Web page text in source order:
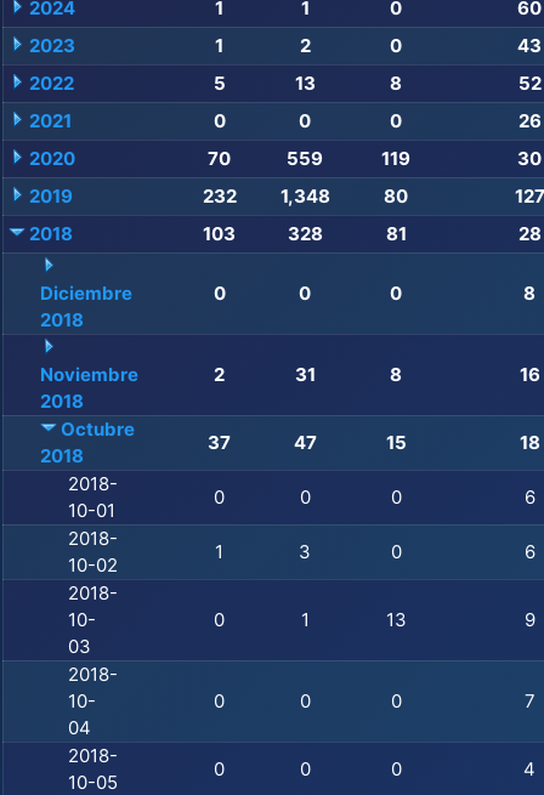
2024
1 1 0
60
2023
1 2 0
43
2022
5 13 8
52
2021
0 0 0
26
2020
70 559 119
30
2019
232 1,348 80
127
2018
103 328 81 28
Diciembre
2018
0 0 0 8
Noviembre
2018
2 31 8 16
Octubre
2018
37 47 15
18
2018-
10-01
0 0 0
6
2018-
10-02
1 3 0
6
2018-
10-
03
0 1 13 9
2018-
10-
04
0 0 0 7
2018-
10-05
0 0 0
4